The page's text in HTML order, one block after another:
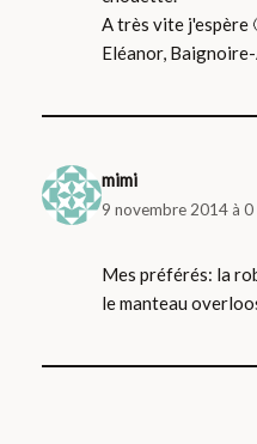
A très vite j'espère
Eléanor,
mimi
9 novembre 2014 à
Mes préférés: la
le manteau